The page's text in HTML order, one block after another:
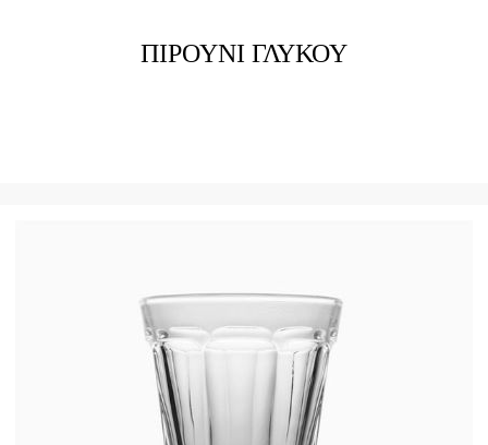
ΠΙΡΟΥΝΙ ΓΛΥΚΟΥ